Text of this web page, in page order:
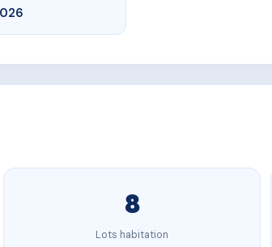
8
Lots habitation